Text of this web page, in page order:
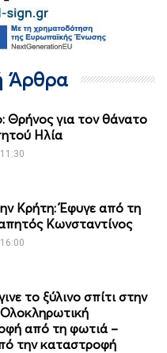
Άρθρα
Θρήνος για τον θάνατο
Ηλία
Κρήτη: Έφυγε από τη
Κωνσταντίνος
το ξύλινο σπίτι στην
από τη φωτιά –
την καταστροφή